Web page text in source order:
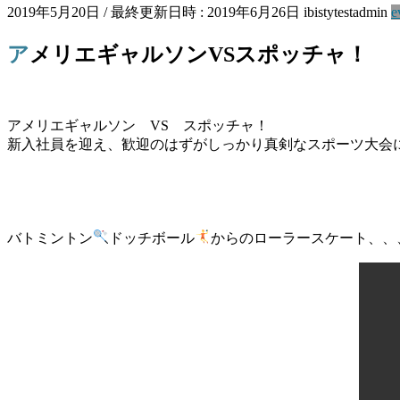
2019年5月20日 / 最終更新日時 : 2019年6月26日 ibistytestadmin
アメリエギャルソンVSスポッチャ！
アメリエギャルソン VS スポッチャ！
新入社員を迎え、歓迎のはずがしっかり真剣なスポーツ大会
バトミントン ドッチボール からのローラースケート、、